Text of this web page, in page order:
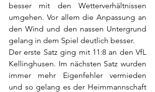
besser mit den Wetterverhältnissen
umgehen. Vor allem die Anpassung an
den Wind und den nassen Untergrund
gelang in dem Spiel deutlich besser.
Der erste Satz ging mit 11:8 an den VfL
Kellinghusen. Im nächsten Satz wurden
immer mehr Eigenfehler vermieden
und so gelang es der Heimmannschaft